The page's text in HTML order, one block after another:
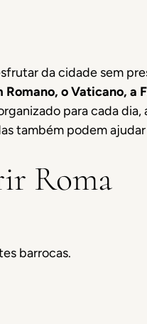
da cidade sem
Romano, o Vaticano, a
para cada dia,
também podem
Roma
barrocas.